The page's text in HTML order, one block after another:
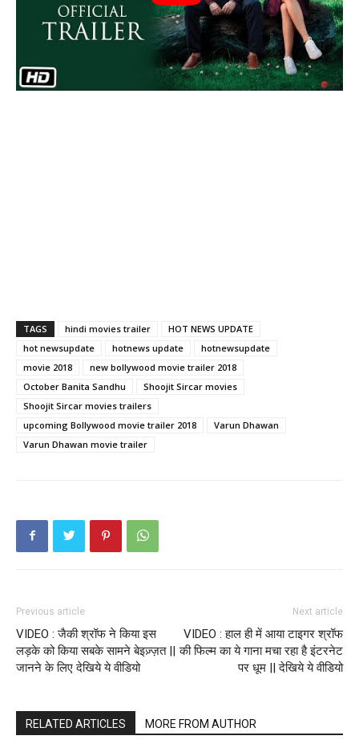
TAGS hindi movies trailer
HOT NEWS UPDATE
hot newsupdate
hotnews update
hotnewsupdate
movie 2018
new bollywood movie trailer 2018
October Banita Sandhu
Shoojit Sircar movies
Shoojit Sircar movies trailers
upcoming Bollywood movie trailer 2018
Varun Dhawan
Varun Dhawan movie trailer
Previous article
VIDEO : जैकी श्रॉफ ने किया इस
लड़के को किया सबके सामने बेइज़्ज़त ||
जानने के लिए देखिये ये वीडियो
Next article
VIDEO : हाल ही में आया टाइगर श्रॉफ
की फिल्म का ये गाना मचा रहा है इंटरनेट
पर धूम || देखिये ये वीडियो
RELATED ARTICLES MORE FROM AUTHOR